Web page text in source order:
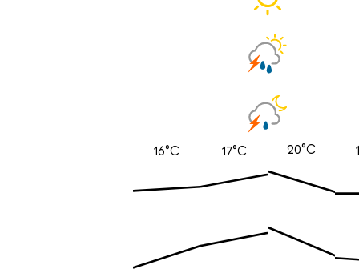
16°C 17°C 20°C